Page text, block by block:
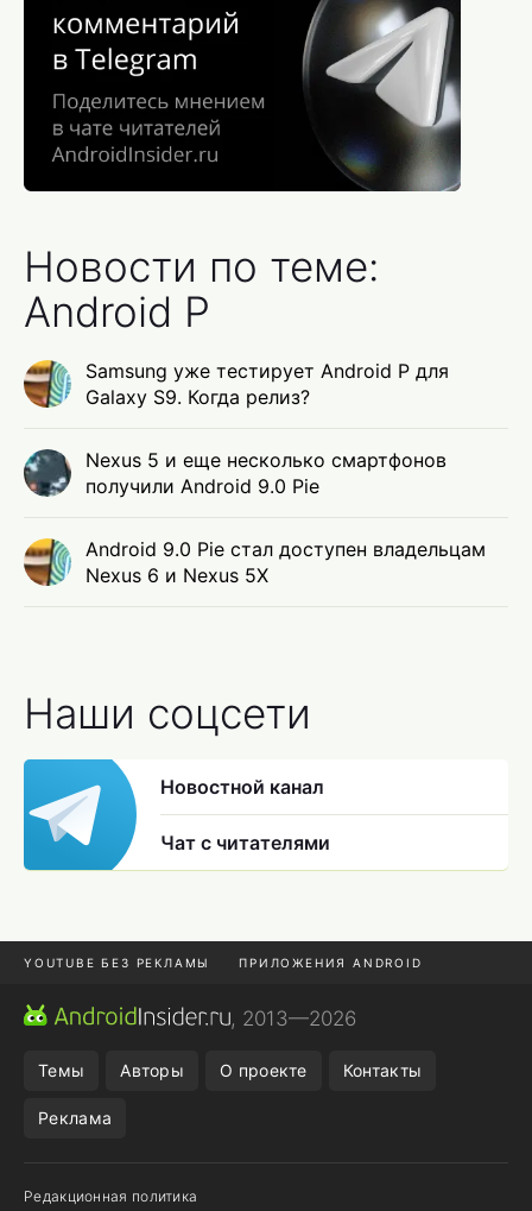
Новости по теме:
Android P
Samsung уже тестирует Android P для
Galaxy S9. Когда релиз?
Nexus 5 и еще несколько смартфонов
получили Android 9.0 Pie
Android 9.0 Pie стал доступен владельцам
Nexus 6 и Nexus 5X
Наши соцсети
Новостной канал
Чат с читателями
YOUTUBE БЕЗ РЕКЛАМЫ ПРИЛОЖЕНИЯ ANDROID
МЕССЕНДЖЕРЫ ONE UI 8.5
, 2013—2026
Темы Авторы О проекте Контакты
Реклама
Редакционная политика